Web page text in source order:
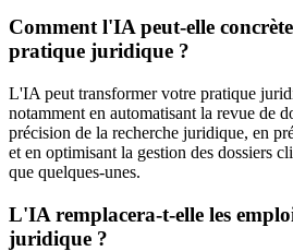
Comment l'IA peut-elle
pratique juridique ?
L'IA peut transformer votre pratique
notamment en automatisant la revue de
précision de la recherche juridique, en
et en optimisant la gestion des dossiers
que quelques-unes.
L'IA remplacera-t-elle les
juridique ?